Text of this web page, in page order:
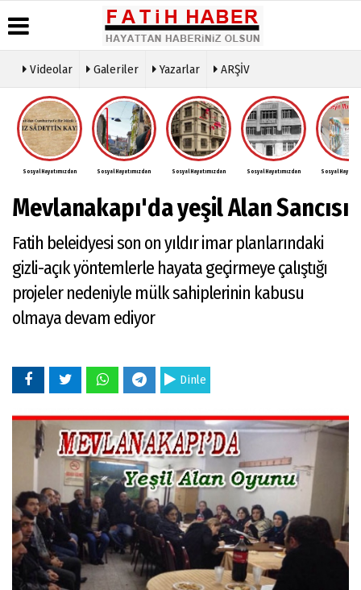
Haber Arşivi
Günün Haberleri
Biyografiler
Köşe Yazarları
Video Galeri
Foto Galeri
Videolar Galeriler Yazarlar ARŞİV
Sosyal Hayatımızdan Sosyal Hayatımızdan Sosyal Hayatımızdan Sosyal Hayatımızdan Sosyal
Mevlanakapı'da yeşil Alan Sancısı
Fatih beleidyesi son on yıldır imar planlarındaki
gizli-açık yöntemlerle hayata geçirmeye çalıştığı
projeler nedeniyle mülk sahiplerinin kabusu
olmaya devam ediyor
Dinle